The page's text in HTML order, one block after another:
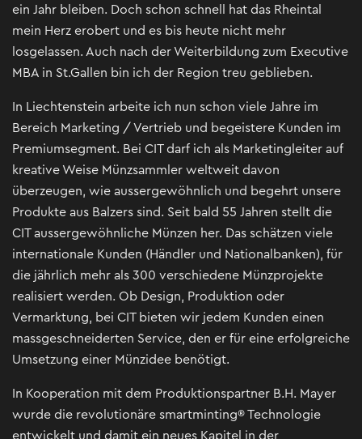
ein Jahr bleiben. Doch schon schnell hat das Rheintal
mein Herz erobert und es bis heute nicht mehr
losgelassen. Auch nach der Weiterbildung zum Executive
MBA in St.Gallen bin ich der Region treu geblieben.
In Liechtenstein arbeite ich nun schon viele Jahre im
Bereich Marketing / Vertrieb und begeistere Kunden im
Premiumsegment. Bei CIT darf ich als Marketingleiter auf
kreative Weise Münzsammler weltweit davon
überzeugen, wie aussergewöhnlich und begehrt unsere
Produkte aus Balzers sind. Seit bald 55 Jahren stellt die
CIT aussergewöhnliche Münzen her. Das schätzen viele
internationale Kunden (Händler und Nationalbanken), für
die jährlich mehr als 300 verschiedene Münzprojekte
realisiert werden. Ob Design, Produktion oder
Vermarktung, bei CIT bieten wir jedem Kunden einen
massgeschneiderten Service, den er für eine erfolgreiche
Umsetzung einer Münzidee benötigt.
In Kooperation mit dem Produktionspartner B.H. Mayer
wurde die revolutionäre smartminting® Technologie
entwickelt und damit ein neues Kapitel in der